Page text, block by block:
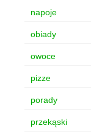
napoje
obiady
owoce
pizze
porady
przekąski